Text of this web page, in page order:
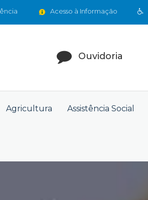
Acesso à Informação
Ouvidoria
Agricultura Assistência Social